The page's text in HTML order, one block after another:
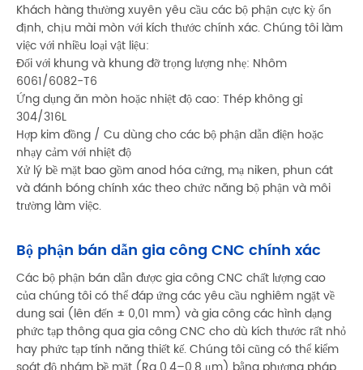
Khách hàng thường xuyên yêu cầu các bộ phận cực kỳ ổn
định, chịu mài mòn với kích thước chính xác. Chúng tôi làm
việc với nhiều loại vật liệu:
Đối với khung và khung đỡ trọng lượng nhẹ: Nhôm
6061/6082-T6
Ứng dụng ăn mòn hoặc nhiệt độ cao: Thép không gỉ
304/316L
Hợp kim đồng / Cu dùng cho các bộ phận dẫn điện hoặc
nhạy cảm với nhiệt độ
Xử lý bề mặt bao gồm anod hóa cứng, mạ niken, phun cát
và đánh bóng chính xác theo chức năng bộ phận và môi
trường làm việc.
Bộ phận bán dẫn gia công CNC chính xác
Các bộ phận bán dẫn được gia công CNC chất lượng cao
của chúng tôi có thể đáp ứng các yêu cầu nghiêm ngặt về
dung sai (lên đến ± 0,01 mm) và gia công các hình dạng
phức tạp thông qua gia công CNC cho dù kích thước rất nhỏ
hay phức tạp tính năng thiết kế. Chúng tôi cũng có thể kiểm